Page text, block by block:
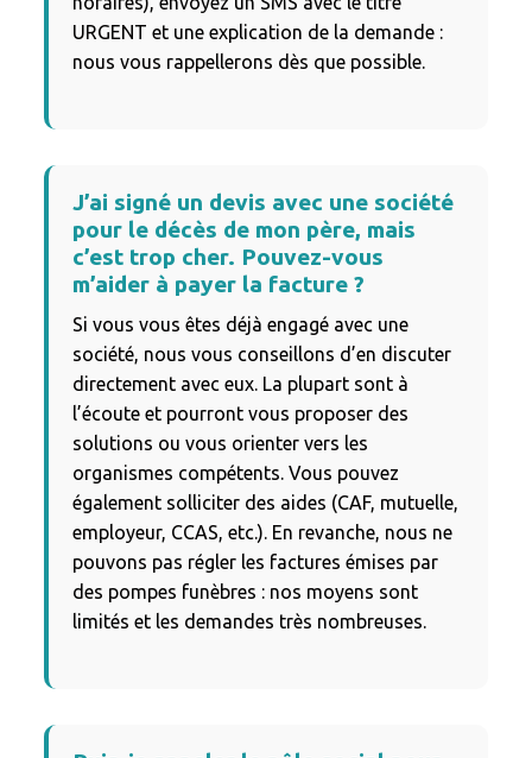
URGENT et une explication de la demande :
nous vous rappellerons dès que possible.
J’ai signé un devis avec une société
pour le décès de mon père, mais
c’est trop cher. Pouvez-vous
m’aider à payer la facture ?
Si vous vous êtes déjà engagé avec une
société, nous vous conseillons d’en discuter
directement avec eux. La plupart sont à
l’écoute et pourront vous proposer des
solutions ou vous orienter vers les
organismes compétents. Vous pouvez
également solliciter des aides (CAF, mutuelle,
employeur, CCAS, etc.). En revanche, nous ne
pouvons pas régler les factures émises par
des pompes funèbres : nos moyens sont
limités et les demandes très nombreuses.